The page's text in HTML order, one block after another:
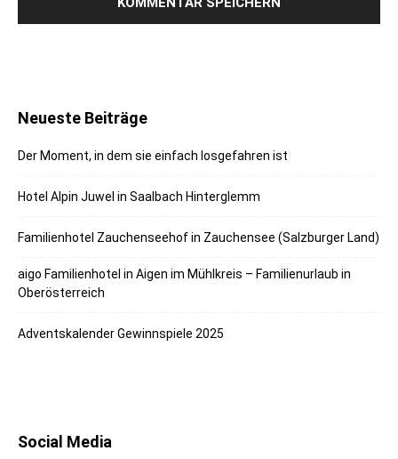
Neueste Beiträge
Der Moment, in dem sie einfach losgefahren ist
Hotel Alpin Juwel in Saalbach Hinterglemm
Familienhotel Zauchenseehof in Zauchensee (Salzburger Land)
aigo Familienhotel in Aigen im Mühlkreis – Familienurlaub in
Oberösterreich
Adventskalender Gewinnspiele 2025
Social Media